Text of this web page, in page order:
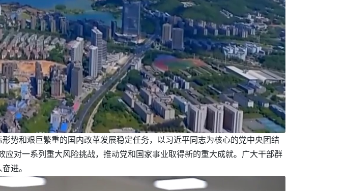
势和艰巨繁重的国内改革发展稳定任务，以习近平同志为核心的党中央团结
对一系列重大风险挑战，推动党和国家事业取得新的重大成就。广大干部群
进。